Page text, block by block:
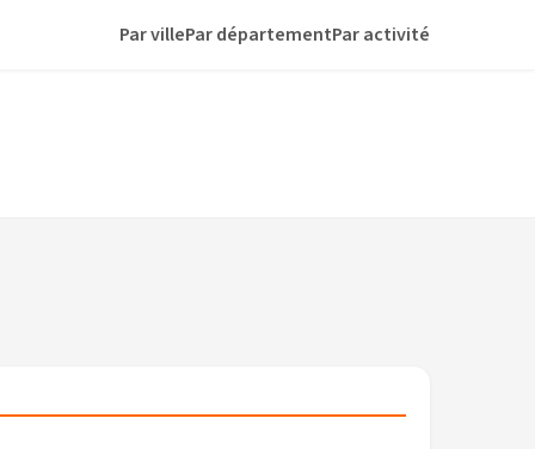
Par villePar départementPar activité